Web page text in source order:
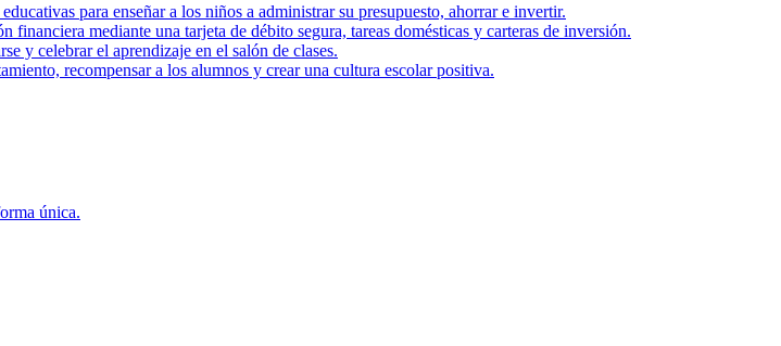
para enseñar a los niños a administrar su presupuesto, ahorrar e invertir.
financiera mediante una tarjeta de débito segura, tareas domésticas y carteras de inversión.
y celebrar el aprendizaje en el salón de clases.
recompensar a los alumnos y crear una cultura escolar positiva.
única.